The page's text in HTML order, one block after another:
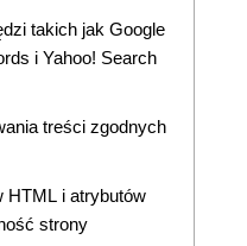
takich jak Google
i Yahoo! Search
treści zgodnych
HTML i atrybutów
strony